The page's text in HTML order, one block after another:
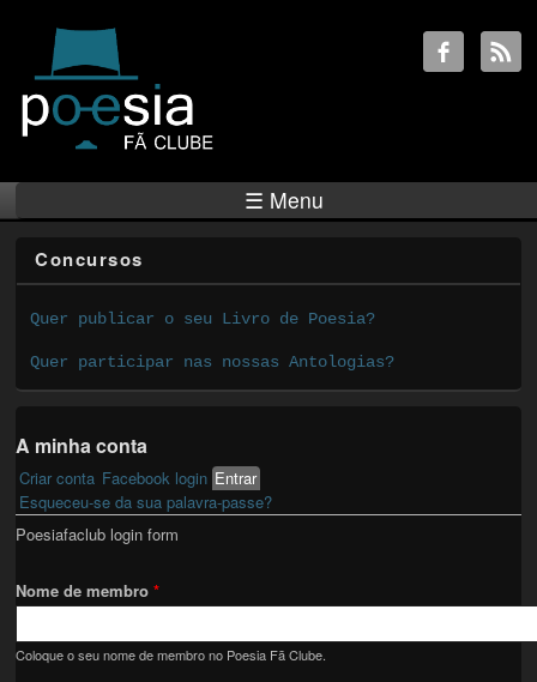
☰ Menu
Concursos
Quer publicar o seu Livro de Poesia?
Quer participar nas nossas Antologias?
A minha conta
Primary tabs
Criar conta Facebook login Entrar(active tab)
Esqueceu-se da sua palavra-passe?
Poesiafaclub login form
Nome de membro*
Coloque o seu nome de membro no Poesia Fã Clube.